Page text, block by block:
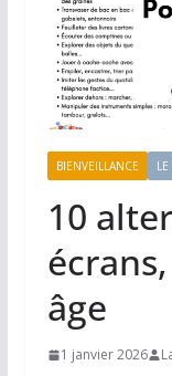
BIENVEILLANCE
10
âge
1 janvier 2026